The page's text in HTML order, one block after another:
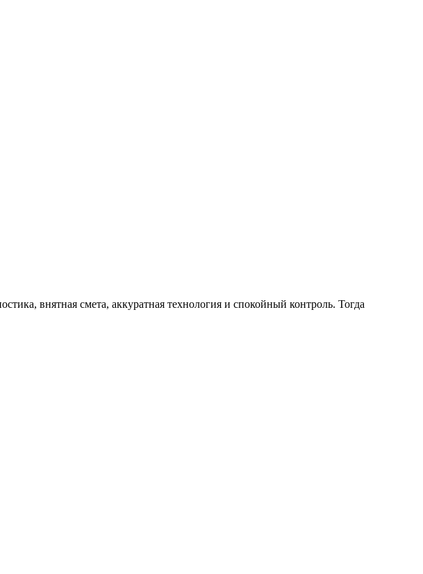
внятная смета, аккуратная технология и спокойный контроль. Тогда